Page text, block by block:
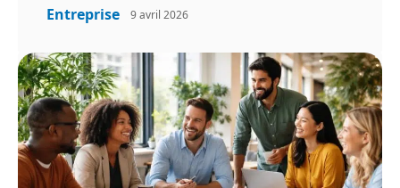
Entreprise 9 avril 2026